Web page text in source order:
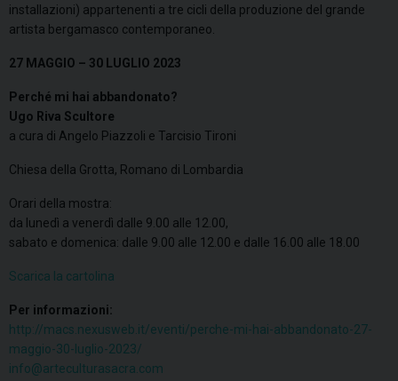
installazioni) appartenenti a tre cicli della produzione del grande
artista bergamasco contemporaneo.
27 MAGGIO – 30 LUGLIO 2023
Perché mi hai abbandonato?
Ugo Riva Scultore
a cura di Angelo Piazzoli e Tarcisio Tironi
Chiesa della Grotta, Romano di Lombardia
Orari della mostra:
da lunedì a venerdì dalle 9.00 alle 12.00,
sabato e domenica: dalle 9.00 alle 12.00 e dalle 16.00 alle 18.00
Scarica la cartolina
Per informazioni:
http://macs.nexusweb.it/eventi/perche-mi-hai-abbandonato-27-
maggio-30-luglio-2023/
info@arteculturasacra.com